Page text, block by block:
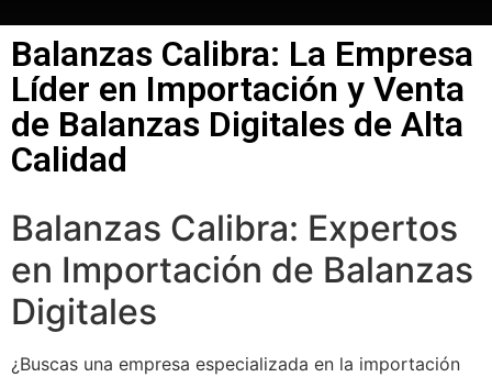
Balanzas Calibra: La Empresa
Líder en Importación y Venta
de Balanzas Digitales de Alta
Calidad
Balanzas Calibra: Expertos
en Importación de Balanzas
Digitales
¿Buscas una empresa especializada en la importación